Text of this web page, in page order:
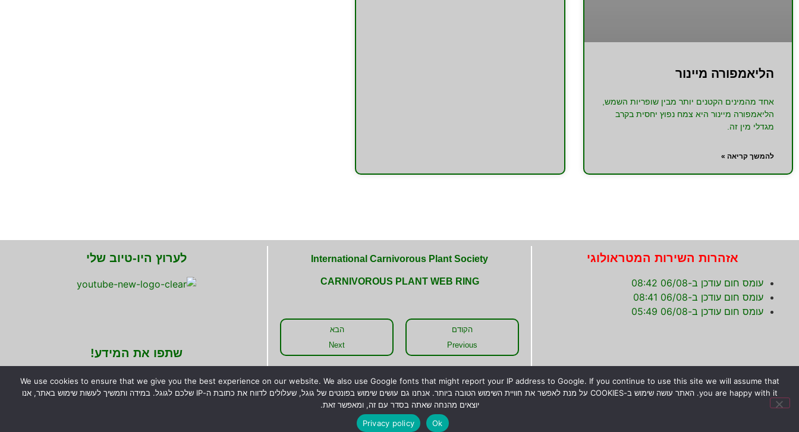
הליאמפורה מיינור
אחד מהמינים הקטנים יותר מבין שופריות השמש,
הליאמפורה מיינור היא צמח נפוץ יחסית בקרב
מגדלי מין זה.
להמשך קריאה »
אזהרות השירות המטראולוגי
עומס חום עודכן ב-06/08 08:42
עומס חום עודכן ב-06/08 08:41
עומס חום עודכן ב-06/08 05:49
International Carnivorous Plant Society
CARNIVOROUS PLANT WEB RING
הקודם
Previous
הבא
Next
לערוץ היו-טיוב שלי
שתפו את המידע!
המידע המוצג באתר לא מהווה הבטחה להצלחת גידול צמחים טורפים, אלא קווים כלליים בלבד לגידולם.
We use cookies to ensure that we give you the best experience on our website. We also use Google fonts that might report your IP address to Google. If you continue to use this site we will assume that
you are happy with it. האתר עושה שימוש ב-COOKIES על מנת לאפשר את חוויית השימוש הטובה ביותר. אנחנו גם עושים שימוש בפונטים של גוגל, שעלולים לדווח את כתובת ה-IP שלכם לגוגל. במידה ותמשיך לעשות שימוש באתר, אנו
יוצאים מהנחה שאתה בסדר עם זה, ומאפשר זאת.
Ok
Privacy policy